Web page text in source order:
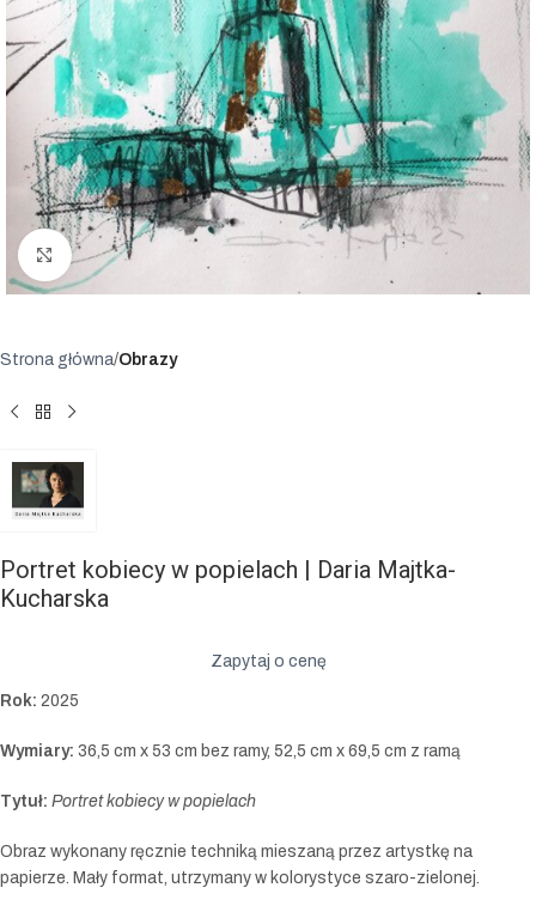
Powiększ
Strona główna Obrazy
Portret kobiecy w popielach | Daria Majtka-
Kucharska
Zapytaj o cenę
Rok: 2025
Wymiary: 36,5 cm x 53 cm bez ramy, 52,5 cm x 69,5 cm z ramą
Tytuł: Portret kobiecy w popielach
Obraz wykonany ręcznie techniką mieszaną przez artystkę na
papierze. Mały format, utrzymany w kolorystyce szaro-zielonej.